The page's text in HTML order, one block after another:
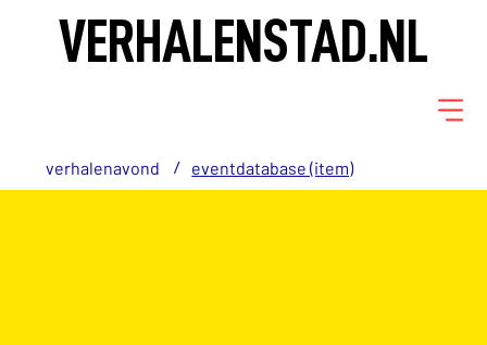
VERHALENSTAD.NL
verhalenavond / eventdatabase (item)